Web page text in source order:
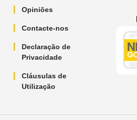
Opiniões
Contacte-nos
Declaração de
Privacidade
Cláusulas de
Utilização